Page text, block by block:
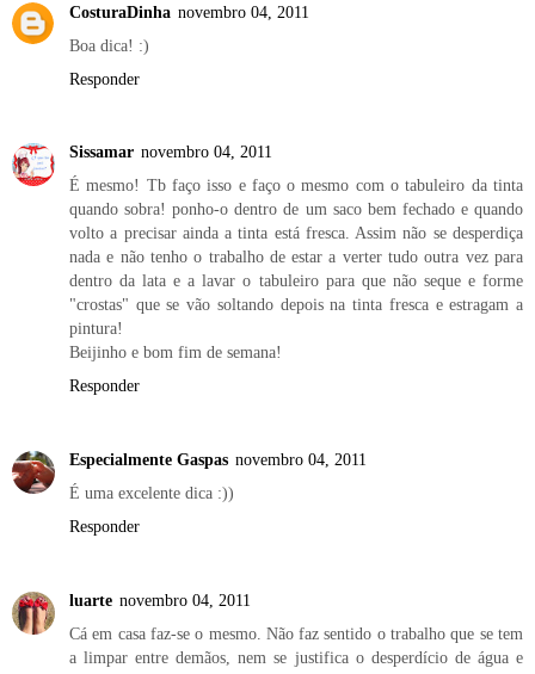
CosturaDinha novembro 04, 2011
Boa dica! :)
Responder
Sissamar novembro 04, 2011
É mesmo! Tb faço isso e faço o mesmo com o tabuleiro da tinta
quando sobra! ponho-o dentro de um saco bem fechado e quando
volto a precisar ainda a tinta está fresca. Assim não se desperdiça
nada e não tenho o trabalho de estar a verter tudo outra vez para
dentro da lata e a lavar o tabuleiro para que não seque e forme
"crostas" que se vão soltando depois na tinta fresca e estragam a
pintura!
Beijinho e bom fim de semana!
Responder
Especialmente Gaspas novembro 04, 2011
É uma excelente dica :))
Responder
luarte novembro 04, 2011
Cá em casa faz-se o mesmo. Não faz sentido o trabalho que se tem
a limpar entre demãos, nem se justifica o desperdício de água e